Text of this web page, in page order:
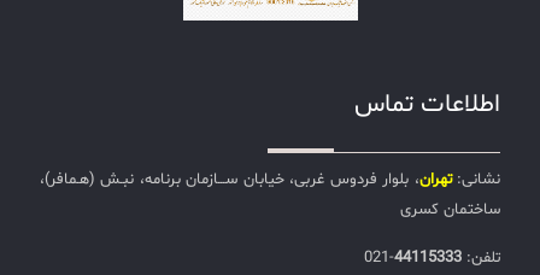
اطلاعات تماس
نشانی:تهران، بلوار فردوس غربی، خیابان ســـازمان برنامه، نبـش (هـمافر)،
ساختمان کسری
تلفن:‌ 44115333
-021